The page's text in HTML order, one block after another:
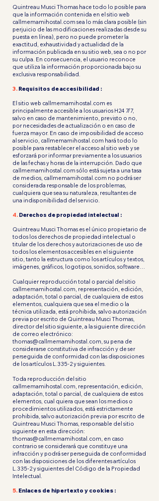
Quintreau Musci Thomas hace todo lo posible para
que la información contenida en el sitio web
callmemamihostal.com sea lo más clara posible (sin
perjuicio de las modificaciones realizadas desde su
puesta en línea), pero no puede prometer la
exactitud, exhaustividad y actualidad de la
información publicada en su sitio web, sea o no por
su culpa. En consecuencia, el usuario reconoce
que utiliza la información proporcionada bajo su
exclusiva responsabilidad.
3. Requisitos de accesibilidad :
El sitio web callmemamihostal.com es
principalmente accesible a los usuarios H24 7/7,
salvo en caso de mantenimiento, previsto o no,
por necesidades de actualización o en caso de
fuerza mayor. En caso de imposibilidad de acceso
al servicio, callmemamihostal.com hará todo lo
posible para restablecer el acceso al sitio web y se
esforzará por informar previamente a los usuarios
de las fechas y horas de la interrupción. Dado que
callmemamihostal.com sólo está sujeta a una tasa
de medios, callmemamihostal.com no podrá ser
considerada responsable de los problemas,
cualquiera que sea su naturaleza, resultantes de
una indisponibilidad del servicio.
4. Derechos de propiedad intelectual :
Quintreau Musci Thomas es el único propietario de
todos los derechos de propiedad intelectual o
titular de los derechos y autorizaciones de uso de
todos los elementos accesibles en el siguiente
sitio, tanto la estructura como los artículos y textos,
imágenes, gráficos, logotipos, sonidos, software…
Cualquier reproducción total o parcial del sitio
callmemamihostal.com, representación, edición,
adaptación, total o parcial, de cualquiera de estos
elementos, cualquiera que sea el medio o la
técnica utilizada, está prohibida, salvo autorización
previa por escrito de Quintreau Musci Thomas,
director del sitio siguiente, a la siguiente dirección
de correo electrónico:
thomas@callmemamihostal.com, su pena de
considerarse constitutiva de infracción y de ser
perseguida de conformidad con las disposiciones
de los artículos L.335-2 y siguientes.
Toda reproducción del sitio
callmemamihostal.com, representación, edición,
adaptación, total o parcial, de cualquiera de estos
elementos, cual quiera que sean los medios o
procedimientos utilizados, está estrictamente
prohibida, salvo autorización previa por escrito de
Quintreau Musci Thomas, responsable del sitio
siguiente en esta dirección:
thomas@callmemamihostal.com, en caso
contrario se considerará que constituye una
infracción y podrá ser perseguida de conformidad
con las disposiciones de los diferentes artículos
L.335-2 y siguientes del Código de la Propiedad
Intelectual.
5. Enlaces de hipertexto y cookies :